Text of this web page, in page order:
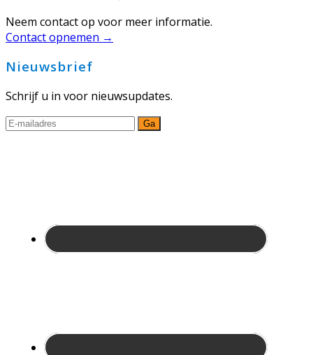
Neem contact op voor meer informatie.
Contact opnemen →
Nieuwsbrief
Schrijf u in voor nieuwsupdates.